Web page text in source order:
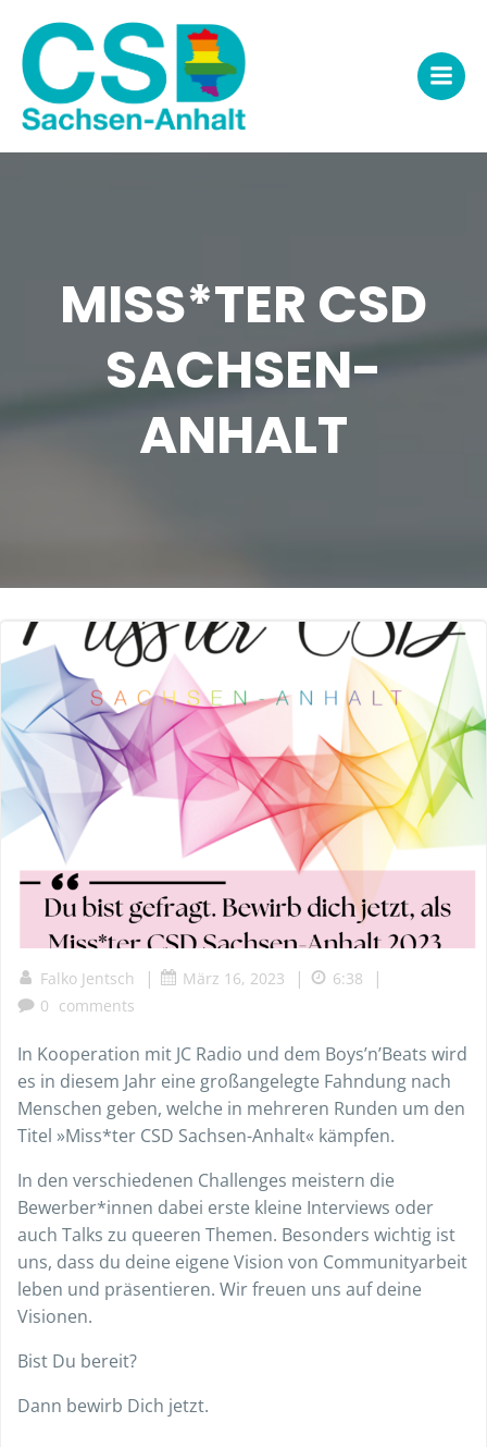
springen
MISS*TER CSD
SACHSEN-
ANHALT
Falko Jentsch | März 16, 2023 | 6:38 |
0 comments
In Kooperation mit JC Radio und dem Boys’n’Beats wird
es in diesem Jahr eine großangelegte Fahndung nach
Menschen geben, welche in mehreren Runden um den
Titel »Miss*ter CSD Sachsen-Anhalt« kämpfen.
In den verschiedenen Challenges meistern die
Bewerber*innen dabei erste kleine Interviews oder
auch Talks zu queeren Themen. Besonders wichtig ist
uns, dass du deine eigene Vision von Communityarbeit
leben und präsentieren. Wir freuen uns auf deine
Visionen.
Bist Du bereit?
Dann bewirb Dich jetzt.